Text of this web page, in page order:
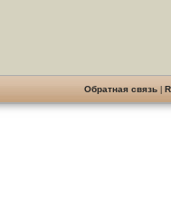
Обратная связь